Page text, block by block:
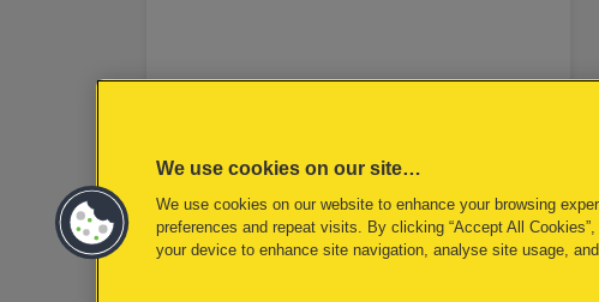
We use cookies on our site…
We use cookies on our website to enhance your browsing
preferences and repeat visits. By clicking “Accept All
your device to enhance site navigation, analyse site usage,